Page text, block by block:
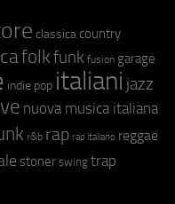
classica country
folkfunk fusion garage
indie pop italiani jazz
nuova musica italiana
r&b rap rap italiano reggae
stoner swing trap